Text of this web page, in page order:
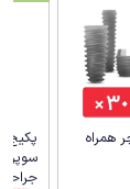
همراه
جراحی